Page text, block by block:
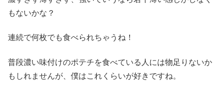
もないかな？
連続で何枚でも食べられちゃうね！
普段濃い味付けのポテチを食べている人には物足りないか
もしれませんが、僕はこれくらいが好きですね。